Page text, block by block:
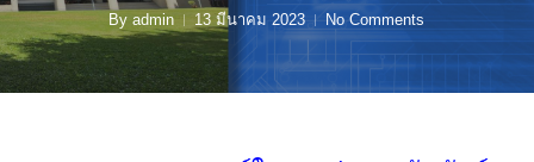
By admin 13 มีนาคม 2023 No Comments